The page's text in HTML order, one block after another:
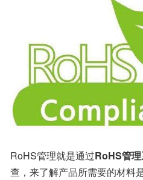
RoHS管理就是通过RoHS管
查，来了解产品所需要的材料